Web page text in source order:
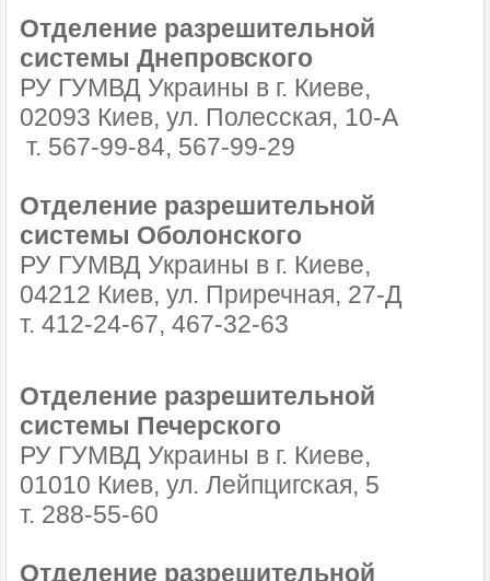
Отделение разрешительной
системы Днепровского
РУ ГУМВД Украины в г. Киеве,
02093 Киев, ул. Полесская, 10-А
т. 567-99-84, 567-99-29
Отделение разрешительной
системы Оболонского
РУ ГУМВД Украины в г. Киеве,
04212 Киев, ул. Приречная, 27-Д
т. 412-24-67, 467-32-63
Отделение разрешительной
системы Печерского
РУ ГУМВД Украины в г. Киеве,
01010 Киев, ул. Лейпцигская, 5
т. 288-55-60
Отделение разрешительной